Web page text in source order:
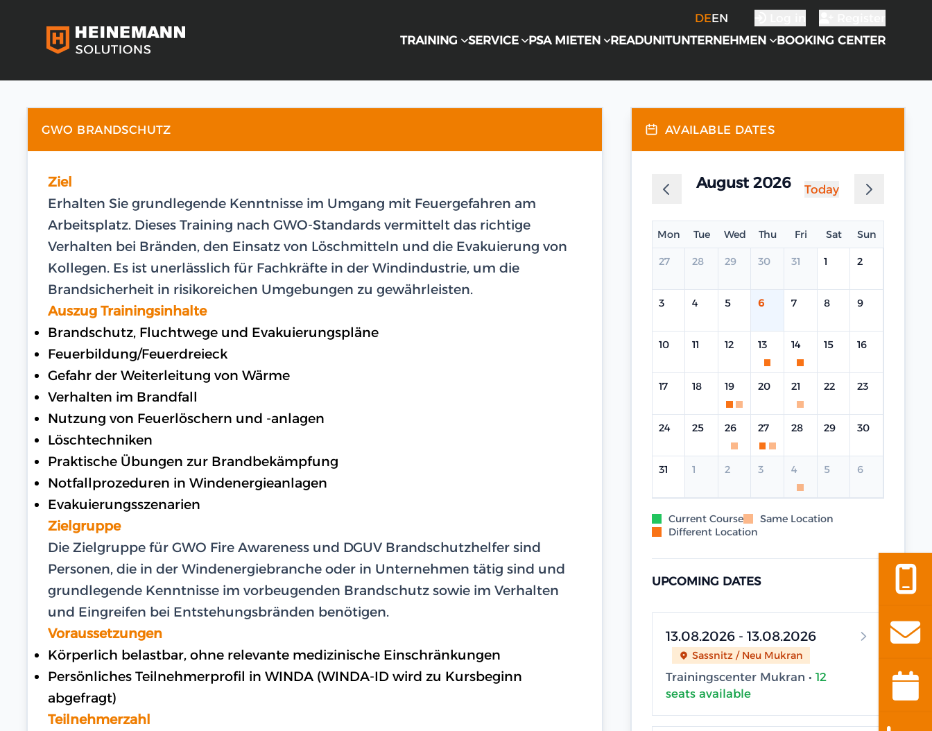
DEEN
TRAINING
SERVICE PSA MIETEN READUNITUNTERNEHMEN BOOKING CENTER
GWO BRANDSCHUTZ
Ziel
Erhalten Sie grundlegende Kenntnisse im Umgang mit Feuergefahren am
Arbeitsplatz. Dieses Training nach GWO-Standards vermittelt das richtige
Verhalten bei Bränden, den Einsatz von Löschmitteln und die Evakuierung von
Kollegen. Es ist unerlässlich für Fachkräfte in der Windindustrie, um die
Brandsicherheit in risikoreichen Umgebungen zu gewährleisten.
Auszug Trainingsinhalte
Brandschutz, Fluchtwege und Evakuierungspläne
Feuerbildung/Feuerdreieck
Gefahr der Weiterleitung von Wärme
Verhalten im Brandfall
Nutzung von Feuerlöschern und -anlagen
Löschtechniken
Praktische Übungen zur Brandbekämpfung
Notfallprozeduren in Windenergieanlagen
Evakuierungsszenarien
Zielgruppe
Die Zielgruppe für GWO Fire Awareness und DGUV Brandschutzhelfer sind
Personen, die in der Windenergiebranche oder in Unternehmen tätig sind und
grundlegende Kenntnisse im vorbeugenden Brandschutz sowie im Verhalten
und Eingreifen bei Entstehungsbränden benötigen.
Voraussetzungen
Körperlich belastbar, ohne relevante medizinische Einschränkungen
Persönliches Teilnehmerprofil in WINDA (WINDA-ID wird zu Kursbeginn
abgefragt)
Teilnehmerzahl
AVAILABLE DATES
August 2026 Today
Mon Tue Wed Thu Fri Sat Sun
27 28 29 30 31 1 2
3 4 5 6 7 8 9
10 11 12 13 14 15 16
17 18 19 20 21 22 23
24 25 26 27 28 29 30
31 1 2 3 4 5 6
Current Course
Same Location
Different Location
UPCOMING DATES
13.08.2026 - 13.08.2026
Sassnitz / Neu Mukran
Trainingscenter Mukran • 12
seats available